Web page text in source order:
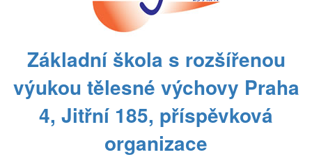
Základní škola s rozšířenou
výukou tělesné výchovy Praha
4, Jitřní 185, příspěvková
organizace